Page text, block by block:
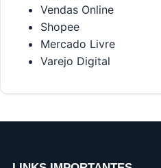
Vendas Online
Shopee
Mercado Livre
Varejo Digital